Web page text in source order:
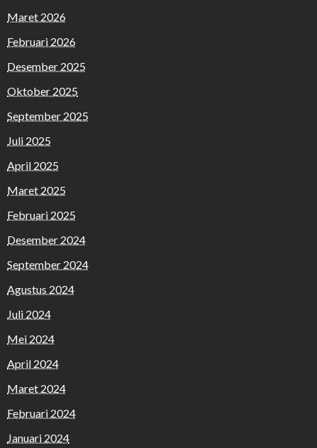
Maret 2026
Februari 2026
Desember 2025
Oktober 2025
September 2025
Juli 2025
April 2025
Maret 2025
Februari 2025
Desember 2024
September 2024
Agustus 2024
Juli 2024
Mei 2024
April 2024
Maret 2024
Februari 2024
Januari 2024